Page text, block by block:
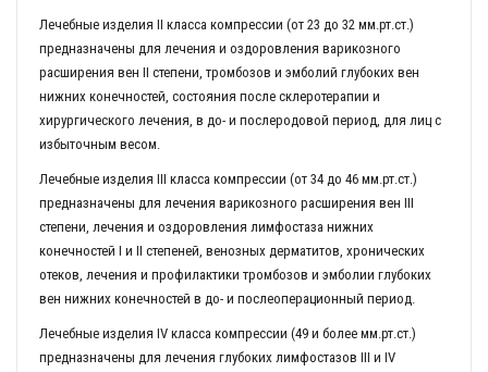
Лечебные изделия II класса компрессии (от 23 до 32 мм.рт.ст.)
предназначены для лечения и оздоровления варикозного
расширения вен II степени, тромбозов и эмболий глубоких вен
нижних конечностей, состояния после склеротерапии и
хирургического лечения, в до- и послеродовой период, для лиц с
избыточным весом.
Лечебные изделия III класса компрессии (от 34 до 46 мм.рт.ст.)
предназначены для лечения варикозного расширения вен III
степени, лечения и оздоровления лимфостаза нижних
конечностей I и II степеней, венозных дерматитов, хронических
отеков, лечения и профилактики тромбозов и эмболии глубоких
вен нижних конечностей в до- и послеоперационный период.
Лечебные изделия IV класса компрессии (49 и более мм.рт.ст.)
предназначены для лечения глубоких лимфостазов III и IV